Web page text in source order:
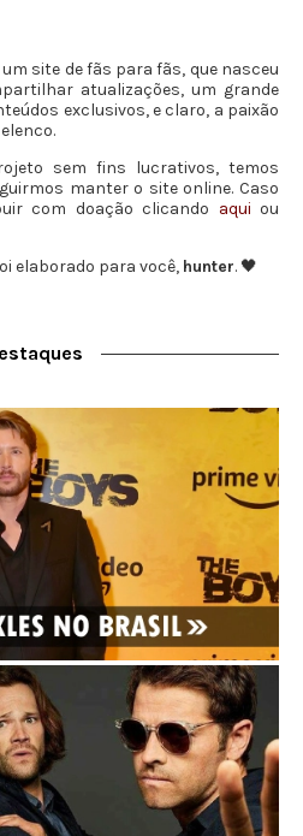
um site de fãs para fãs, que nasceu
atualizações, um grande
exclusivos, e claro, a paixão
sem fins lucrativos, temos
manter o site online. Caso
com doação clicando aqui ou
elaborado para você, hunter. 🖤